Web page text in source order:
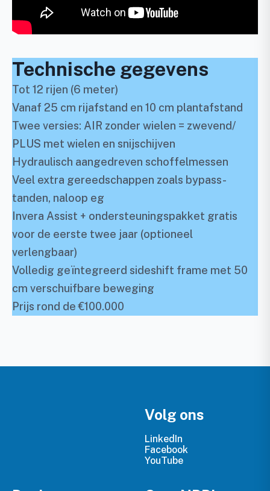
Technische gegevens
Tot 12 rijen (6 meter)
Vanaf 25 cm rijafstand en 10 cm plantafstand
Twee versies: AIR zonder wielen = zwevend/
PLUS met wielen en snijschijven
Hydraulisch aangedreven schoffelmessen
Veel extra gereedschappen zoals bypass-
tanden, naloop eg
Invera Assist + ondersteuningspakket gratis
voor de eerste twee jaar (optioneel
verlengbaar)
Volledig geïntegreerd sideshift frame met 50
cm verschuifbare beweging
Prijs rond de €100.000
Volg ons
LinkedIn
Facebook
YouTube